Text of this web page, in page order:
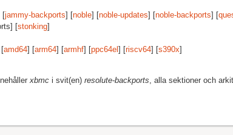
[jammy-backports] [noble] [noble-updates] [noble-backports] [
[stonking]
amd64] [arm64] [armhf] [ppc64el ] [riscv64] [s390x]
xbmc i svit(en) resolute-backports, alla sektioner och